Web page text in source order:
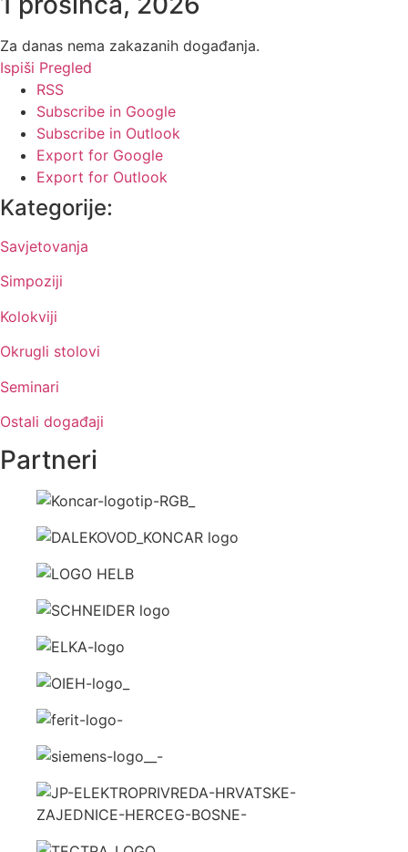
Za danas nema zakazanih događanja.
Ispiši Pregled
RSS
Subscribe in Google
Subscribe in Outlook
Export for Google
Export for Outlook
Kategorije:
Savjetovanja
Simpoziji
Kolokviji
Okrugli stolovi
Seminari
Ostali događaji
Partneri